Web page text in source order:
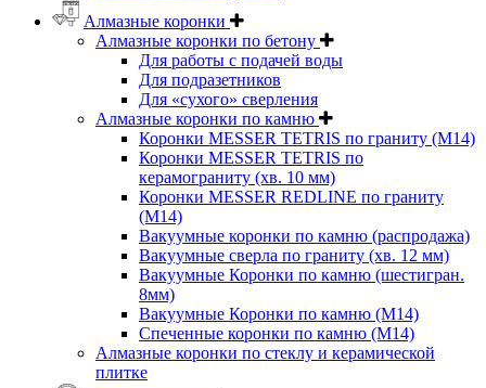
Алмазные коронки
Алмазные коронки по бетону
Для работы с подачей воды
Для подразетников
Для «сухого» сверления
Алмазные коронки по камню
Коронки MESSER TETRIS по граниту (М14)
Коронки MESSER TETRIS по
керамограниту (хв. 10 мм)
Коронки MESSER REDLINE по граниту
(М14)
Вакуумные коронки по камню (распродажа)
Вакуумные сверла по граниту (хв. 12 мм)
Вакуумные Коронки по камню (шестигран.
8мм)
Вакуумные Коронки по камню (M14)
Спеченные коронки по камню (M14)
Алмазные коронки по стеклу и керамической
плитке